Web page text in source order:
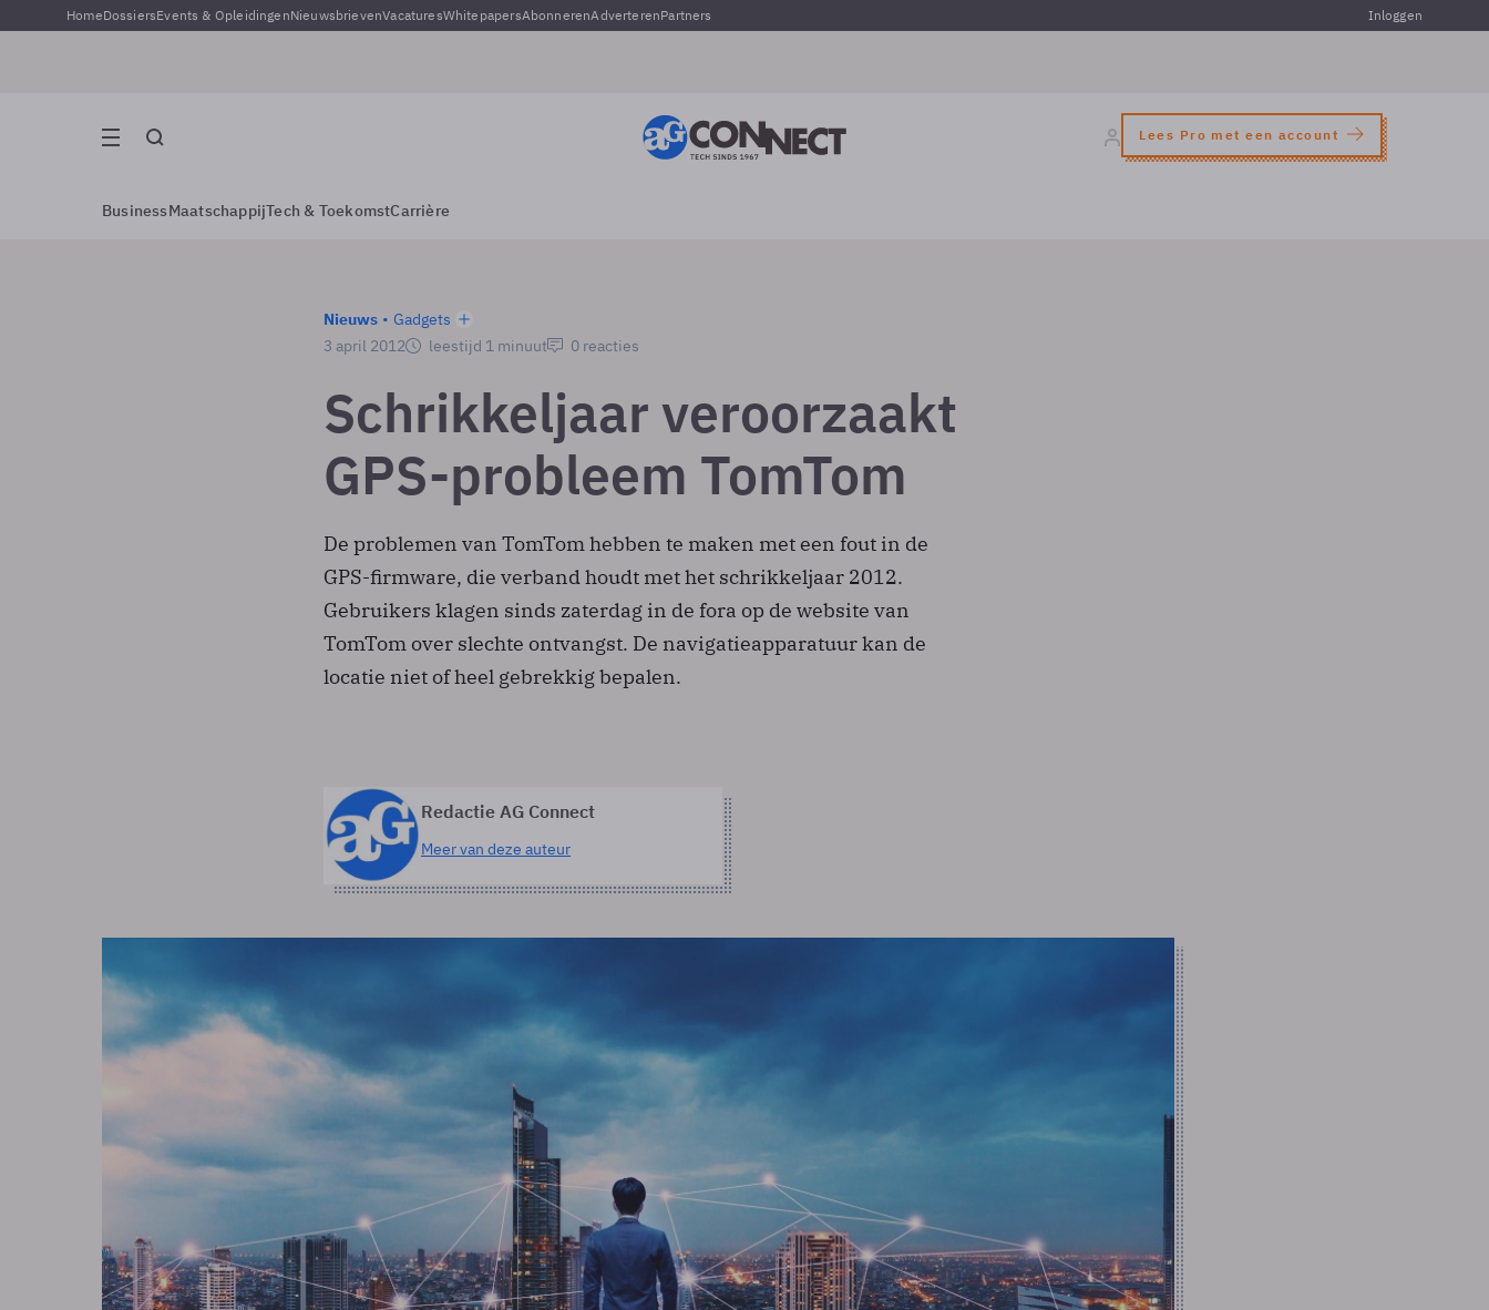
HomeDossiersEvents & OpleidingenNieuwsbrievenVacaturesWhitepapersAbonnerenAdverterenPartners Inloggen
Lees Pro met een account
BusinessMaatschappijTech & ToekomstCarrière
Nieuws
Gadgets
3 april 2012
leestijd 1 minuut 0 reacties
Schrikkeljaar veroorzaakt
GPS-probleem TomTom
De problemen van TomTom hebben te maken met een fout in de
GPS-firmware, die verband houdt met het schrikkeljaar 2012.
Gebruikers klagen sinds zaterdag in de fora op de website van
TomTom over slechte ontvangst. De navigatieapparatuur kan de
locatie niet of heel gebrekkig bepalen.
Redactie AG Connect
Meer van deze auteur